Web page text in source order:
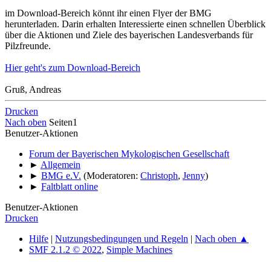
im Download-Bereich könnt ihr einen Flyer der BMG
herunterladen. Darin erhalten Interessierte einen schnellen Überblick
über die Aktionen und Ziele des bayerischen Landesverbands für
Pilzfreunde.
Hier geht's zum Download-Bereich
Gruß, Andreas
Drucken
Nach oben Seiten1
Benutzer-Aktionen
Forum der Bayerischen Mykologischen Gesellschaft
► Allgemein
► BMG e.V. (Moderatoren: Christoph, Jenny)
► Faltblatt online
Benutzer-Aktionen
Drucken
Hilfe | Nutzungsbedingungen und Regeln | Nach oben ▲
SMF 2.1.2 © 2022, Simple Machines